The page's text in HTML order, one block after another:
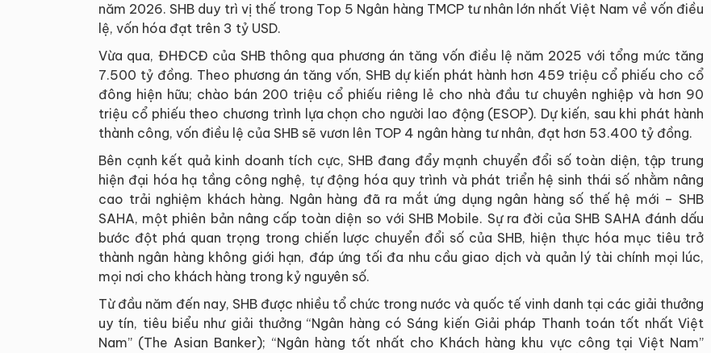
năm 2026. SHB duy trì vị thế trong Top 5 Ngân hàng TMCP tư nhân lớn nhất Việt Nam về vốn điều
lệ, vốn hóa đạt trên 3 tỷ USD.
Vừa qua, ĐHĐCĐ của SHB thông qua phương án tăng vốn điều lệ năm 2025 với tổng mức tăng
7.500 tỷ đồng. Theo phương án tăng vốn, SHB dự kiến phát hành hơn 459 triệu cổ phiếu cho cổ
đông hiện hữu; chào bán 200 triệu cổ phiếu riêng lẻ cho nhà đầu tư chuyên nghiệp và hơn 90
triệu cổ phiếu theo chương trình lựa chọn cho người lao động (ESOP). Dự kiến, sau khi phát hành
thành công, vốn điều lệ của SHB sẽ vươn lên TOP 4 ngân hàng tư nhân, đạt hơn 53.400 tỷ đồng.
Bên cạnh kết quả kinh doanh tích cực, SHB đang đẩy mạnh chuyển đổi số toàn diện, tập trung
hiện đại hóa hạ tầng công nghệ, tự động hóa quy trình và phát triển hệ sinh thái số nhằm nâng
cao trải nghiệm khách hàng. Ngân hàng đã ra mắt ứng dụng ngân hàng số thế hệ mới – SHB
SAHA, một phiên bản nâng cấp toàn diện so với SHB Mobile. Sự ra đời của SHB SAHA đánh dấu
bước đột phá quan trọng trong chiến lược chuyển đổi số của SHB, hiện thực hóa mục tiêu trở
thành ngân hàng không giới hạn, đáp ứng tối đa nhu cầu giao dịch và quản lý tài chính mọi lúc,
mọi nơi cho khách hàng trong kỷ nguyên số.
Từ đầu năm đến nay, SHB được nhiều tổ chức trong nước và quốc tế vinh danh tại các giải thưởng
uy tín, tiêu biểu như giải thưởng “Ngân hàng có Sáng kiến Giải pháp Thanh toán tốt nhất Việt
Nam” (The Asian Banker); “Ngân hàng tốt nhất cho Khách hàng khu vực công tại Việt Nam”